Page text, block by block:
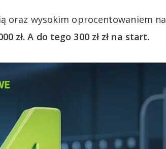
oraz wysokim oprocentowaniem na
zł. A do tego 300 zł zł na start.